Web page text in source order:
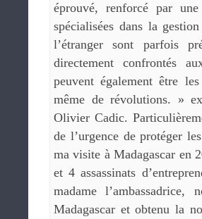
éprouvé, renforcé par
spécialisées dans la
l’étranger sont parfois
directement confrontés
peuvent également être
même de révolutions. »
Olivier Cadic.
de l’urgence de protéger
ma visite à Madagascar en
et 4 assassinats
madame
Madagascar et obtenu la